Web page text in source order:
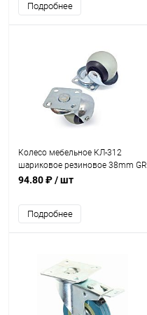
Подробнее
Колесо мебельное КЛ-312
шариковое резиновое 38mm GR
Серое
94.80 ₽/ шт
Подробнее